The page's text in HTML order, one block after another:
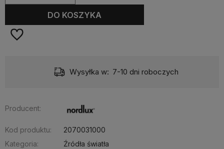
DO KOSZYKA
Wysyłka w: 7-10 dni roboczych
Producent:
Kod produktu:
2070031000
Kategoria:
Źródła światła